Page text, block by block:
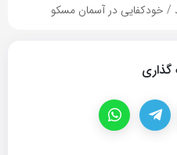
/ خودکفایی در آسمان مسکو
گذاری